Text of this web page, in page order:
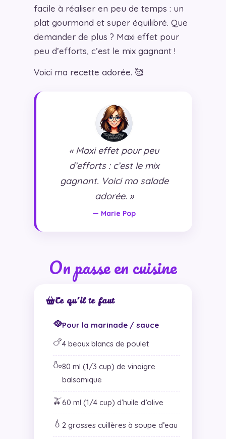
facile à réaliser en peu de temps : un
plat gourmand et super équilibré. Que
demander de plus ? Maxi effet pour
peu d’efforts, c’est le mix gagnant !
Voici ma recette adorée. 🥰
« Maxi effet pour peu
d’efforts : c’est le mix
gagnant. Voici ma salade
adorée. »
— Marie Pop
On passe en cuisine
Ce qu’il te faut
🥘Pour la marinade / sauce
🍗4 beaux blancs de poulet
🍶80 ml (1/3 cup) de vinaigre
balsamique
🫒60 ml (1/4 cup) d’huile d’olive
💧 2 grosses cuillères à soupe d’eau